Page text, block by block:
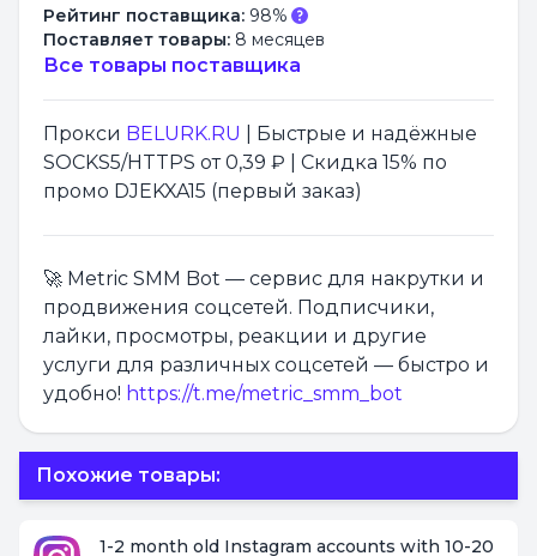
Рейтинг поставщика: 98%
Поставляет товары: 8 месяцев
Все товары поставщика
Прокси BELURK.RU
| Быстрые и надёжные
SOCKS5/HTTPS от 0,39 ₽ | Скидка 15% по
промо DJEKXA15 (первый заказ)
🚀 Metric SMM Bot — сервис для накрутки и
продвижения соцсетей. Подписчики,
лайки, просмотры, реакции и другие
услуги для различных соцсетей — быстро и
удобно! https://t.me/metric_smm_bot
Похожие товары:
1-2 month old Instagram accounts with 10-20